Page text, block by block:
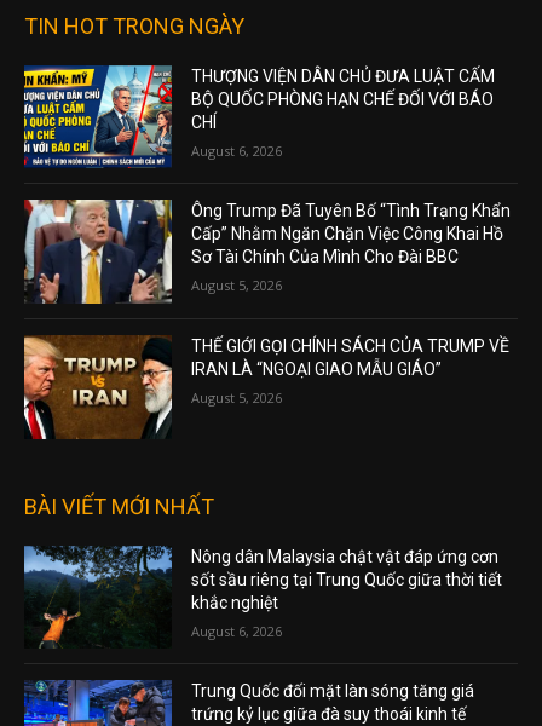
TIN HOT TRONG NGÀY
THƯỢNG VIỆN DÂN CHỦ ĐƯA LUẬT CẤM
BỘ QUỐC PHÒNG HẠN CHẾ ĐỐI VỚI BÁO
CHÍ
August 6, 2026
Ông Trump Đã Tuyên Bố “Tình Trạng Khẩn
Cấp” Nhằm Ngăn Chặn Việc Công Khai Hồ
Sơ Tài Chính Của Mình Cho Đài BBC
August 5, 2026
THẾ GIỚI GỌI CHÍNH SÁCH CỦA TRUMP VỀ
IRAN LÀ “NGOẠI GIAO MẪU GIÁO”
August 5, 2026
BÀI VIẾT MỚI NHẤT
Nông dân Malaysia chật vật đáp ứng cơn
sốt sầu riêng tại Trung Quốc giữa thời tiết
khắc nghiệt
August 6, 2026
Trung Quốc đối mặt làn sóng tăng giá
trứng kỷ lục giữa đà suy thoái kinh tế